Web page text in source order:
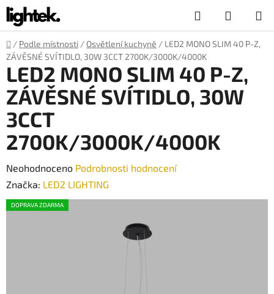
Přejít
na
obsah
Hledat
KOŠÍK
Domů
/ Podle místnosti / Osvětlení kuchyně / LED2 MONO SLIM 40 P-Z,
ZÁVĚSNÉ SVÍTIDLO, 30W 3CCT 2700K/3000K/4000K
LED2 MONO SLIM 40 P-Z,
ZÁVĚSNÉ SVÍTIDLO, 30W
3CCT
2700K/3000K/4000K
Průměrné
hodnocení
produktu
Neohodnoceno Podrobnosti hodnocení
Značka: LED2 LIGHTING
DOPRAVA ZDARMA